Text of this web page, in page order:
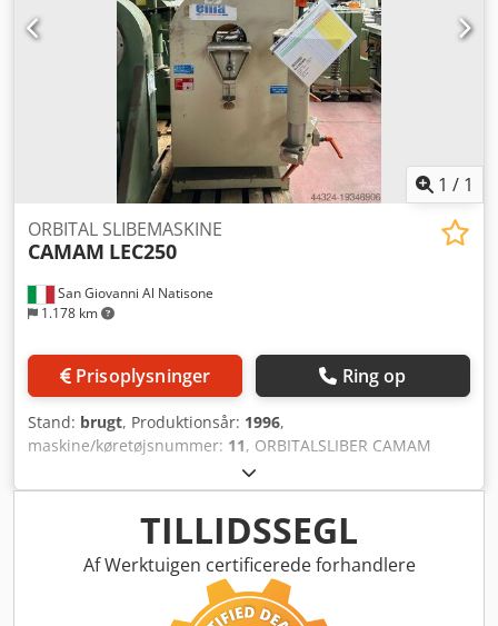
1 / 1
San Giovanni Al Natisone
1.178 km
ORBITAL SLIBEMASKINE
CAMAM LEC250
Prisoplysninger Ring op
Stand: brugt, Produktionsår: 1996,
maskine/køretøjsnummer: 11, ORBITALSLIBER CAMAM
MODEL LEC250 – CE-GODKENDT - BRUGT - Med
fremføringer - Serienr. 11 - Årgang 1996 Cjdpewrqr Ijfx
Ahmjrf - Arbejdsdimensioner min./max. 30/150 mm - Min.
bukkeradius: 250 mmTILLIDSSEGL
Af Werktuigen certificerede forhandlere